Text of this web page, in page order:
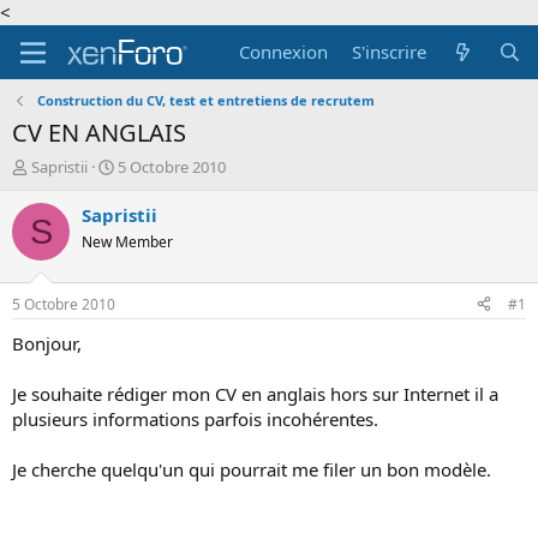
<
Connexion
S'inscrire
Construction du CV, test et entretiens de recrutem
CV EN ANGLAIS
A
t
e
r
d
e
l
i
s
u
Sapristii
D
t
d
é
t
5 Octobre 2010
S Sapristii
New Member
5 Octobre 2010 #1
Bonjour,
Je souhaite rédiger mon CV en anglais hors sur Internet il a
plusieurs informations parfois incohérentes.
Je cherche quelqu'un qui pourrait me filer un bon modèle.